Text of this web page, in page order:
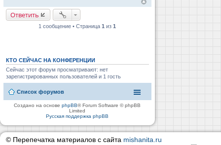
Ответить
1 сообщение • Страница1 из1
КТО СЕЙЧАС НА КОНФЕРЕНЦИИ
Сейчас этот форум просматривают: нет
зарегистрированных пользователей и 1 гость
Список форумов
Создано на основеphpBB® Forum Software © phpBB
Limited
Русская поддержка phpBB
© Перепечатка материалов с сайта mishanita.ru